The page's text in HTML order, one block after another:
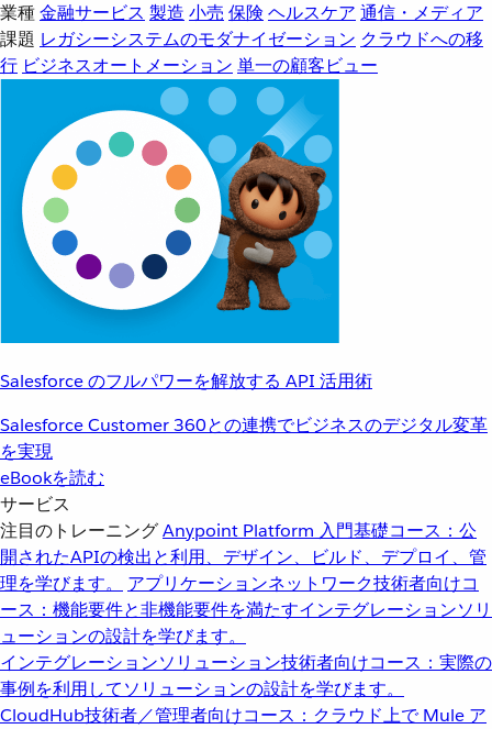
業種金融サービス 製造 小売 保険 ヘルスケア 通信・メディア
課題 レガシーシステムのモダナイゼーション クラウドへの移
行 ビジネスオートメーション 単一の顧客ビュー
Salesforce のフルパワーを解放する API 活用術
Salesforce Customer 360との連携でビジネスのデジタル変革
を実現
eBookを読む
サービス
注目のトレーニングAnypoint Platform 入門基礎コース：公
開されたAPIの検出と利用、デザイン、ビルド、デプロイ、管
理を学びます。
アプリケーションネットワーク技術者向けコ
ース：機能要件と非機能要件を満たすインテグレーションソリ
ューションの設計を学びます。
インテグレーションソリューション技術者向けコース：実際の
事例を利用してソリューションの設計を学びます。
CloudHub技術者／管理者向けコース：クラウド上で Mule ア